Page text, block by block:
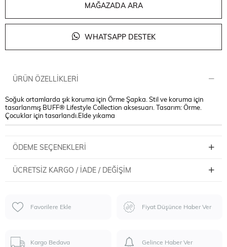
MAĞAZADA ARA
WHATSAPP DESTEK
ÜRÜN ÖZELLIKLERI
Soğuk ortamlarda şık koruma için Örme Şapka. Stil ve koruma için
tasarlanmış BUFF® Lifestyle Collection aksesuarı. Tasarım: Örme.
Çocuklar için tasarlandı.Elde yıkama
ÖDEME SEÇENEKLERI
ÜCRETSIZ KARGO / İADE / DEĞIŞIM
Favorilere Ekle Fiyat Düşünce Haber Ver
Kargo Bedava Gelince Haber Ver